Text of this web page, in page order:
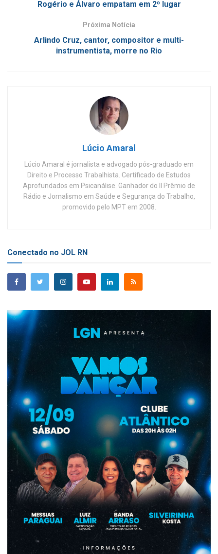
Rogério e Álvaro empatam em 2º lugar
Próxima Notícia
Arlindo Cruz, cantor, compositor e multi-
instrumentista, morre no Rio
Lúcio Amaral
Lúcio Amaral é jornalista e advogado pós-graduado em
Direito e Processo Trabalhista. Certificado de Estudos
Aprofundados em Psicanálise. Ganhador do II Prêmio de
Rádio e Jornalismo em Saúde e Segurança do Trabalho,
promovido pelo MPT em 2008.
Conectado no JOL RN